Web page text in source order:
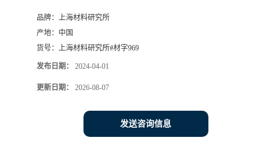
品牌： 上海材料研究所
产地： 中国
货号： 上海材料研究所#材字969
发布日期： 2024-04-01
更新日期： 2026-08-07
发送咨询信息